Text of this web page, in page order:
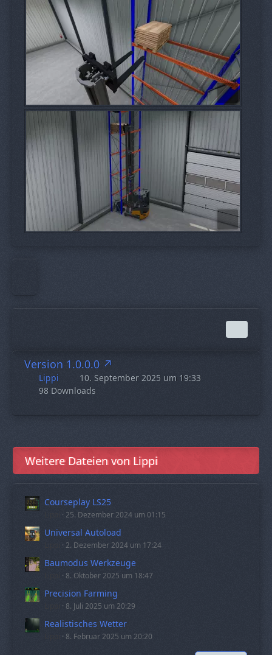
Version 1.0.0.0
Lippi
10. September 2025 um 19:33
98 Downloads
Weitere Dateien von Lippi
Courseplay LS25
25. Dezember 2024 um 01:15
Universal Autoload
2. Dezember 2024 um 17:24
Baumodus Werkzeuge
8. Oktober 2025 um 18:47
Precision Farming
8. Juli 2025 um 20:29
Realistisches Wetter
8. Februar 2025 um 20:20